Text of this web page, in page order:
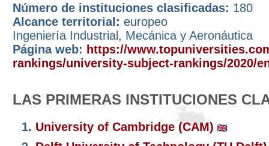
Número de instituciones clasificadas: 180
Alcance territorial: europeo
Ingeniería Industrial, Mecánica y Aeronáutica
Página web: https://
rankings/university-subject-rankings/2020/
LAS PRIMERAS INSTITUCIONES
1. University of Cambridge (CAM)